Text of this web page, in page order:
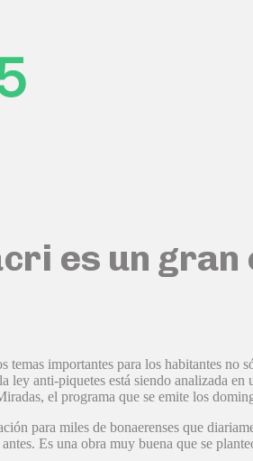
es un
importantes para los habitantes
ley anti-piquetes está siendo analizada
el programa que se emite los
para miles de bonaerenses que
Es una obra muy buena que se